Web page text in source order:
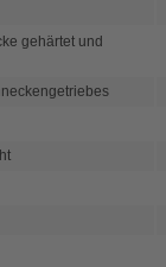
gehärtet und